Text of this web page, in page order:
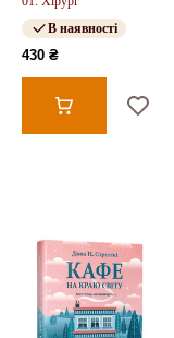
В наявності
430 ₴